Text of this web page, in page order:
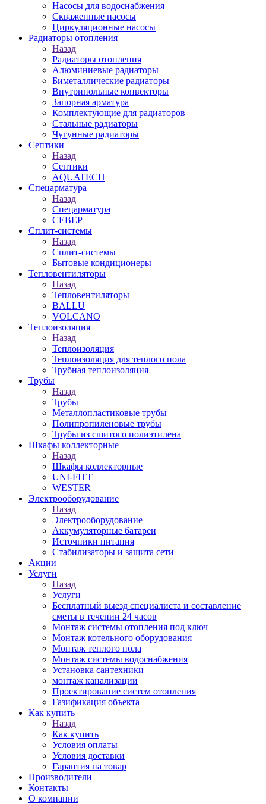
Насосы для водоснабжения
Скваженные насосы
Циркуляционные насосы
Радиаторы отопления
Назад
Радиаторы отопления
Алюминиевые радиаторы
Биметаллические радиаторы
Внутрипольные конвекторы
Запорная арматура
Комплектующие для радиаторов
Стальные радиаторы
Чугунные радиаторы
Септики
Назад
Септики
AQUATECH
Спецарматура
Назад
Спецарматура
СЕВЕР
Сплит-системы
Назад
Сплит-системы
Бытовые кондиционеры
Тепловентиляторы
Назад
Тепловентиляторы
BALLU
VOLCANO
Теплоизоляция
Назад
Теплоизоляция
Теплоизоляция для теплого пола
Трубная теплоизоляция
Трубы
Назад
Трубы
Металлопластиковые трубы
Полипропиленовые трубы
Трубы из сшитого полиэтилена
Шкафы коллекторные
Назад
Шкафы коллекторные
UNI-FITT
WESTER
Электрооборудование
Назад
Электрооборудование
Аккумуляторные батареи
Источники питания
Стабилизаторы и защита сети
Акции
Услуги
Назад
Услуги
Бесплатный выезд специалиста и составление
сметы в течении 24 часов
Монтаж системы отопления под ключ
Монтаж котельного оборудования
Монтаж теплого пола
Монтаж системы водоснабжения
Установка сантехники
монтаж канализации
Проектирование систем отопления
Газификация объекта
Как купить
Назад
Как купить
Условия оплаты
Условия доставки
Гарантия на товар
Производители
Контакты
О компании